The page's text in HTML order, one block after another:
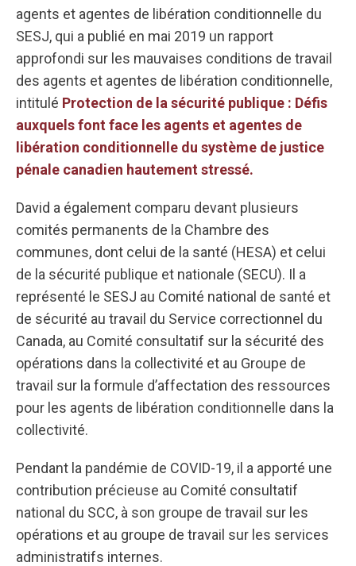
agents et agentes de libération conditionnelle du
SESJ, qui a publié en mai 2019 un rapport
approfondi sur les mauvaises conditions de travail
des agents et agentes de libération conditionnelle,
intitulé Protection de la sécurité publique : Défis
auxquels font face les agents et agentes de
libération conditionnelle du système de justice
pénale canadien hautement stressé.
David a également comparu devant plusieurs
comités permanents de la Chambre des
communes, dont celui de la santé (HESA) et celui
de la sécurité publique et nationale (SECU). Il a
représenté le SESJ au Comité national de santé et
de sécurité au travail du Service correctionnel du
Canada, au Comité consultatif sur la sécurité des
opérations dans la collectivité et au Groupe de
travail sur la formule d’affectation des ressources
pour les agents de libération conditionnelle dans la
collectivité.
Pendant la pandémie de COVID-19, il a apporté une
contribution précieuse au Comité consultatif
national du SCC, à son groupe de travail sur les
opérations et au groupe de travail sur les services
administratifs internes.